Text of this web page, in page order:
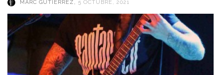
MARC GUTIÉRREZ , 5 OCTUBRE, 2021